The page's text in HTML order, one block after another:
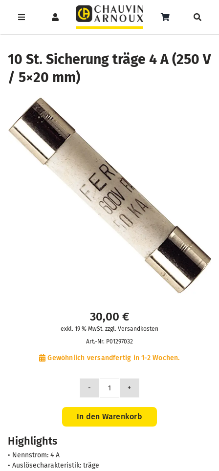
InhaltToggle
Support
Seminare
Unser Team
Katalog
Toggle
Navigation
Toggle
10 St. Sicherung träge 4 A (250 V
/ 5×20 mm)
30,00 €
exkl. 19 % MwSt. zzgl. Versandkosten
Art.-Nr. P01297032
Gewöhnlich versandfertig in 1-2 Wochen.
10
Sicherung
träge
In den Warenkorb
Highlights
• Nennstrom: 4 A
• Auslösecharakteristik: träge